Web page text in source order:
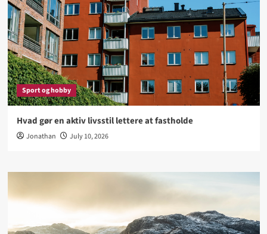
Sport og hobby
Hvad gør en aktiv livsstil lettere at fastholde
Jonathan July 10, 2026